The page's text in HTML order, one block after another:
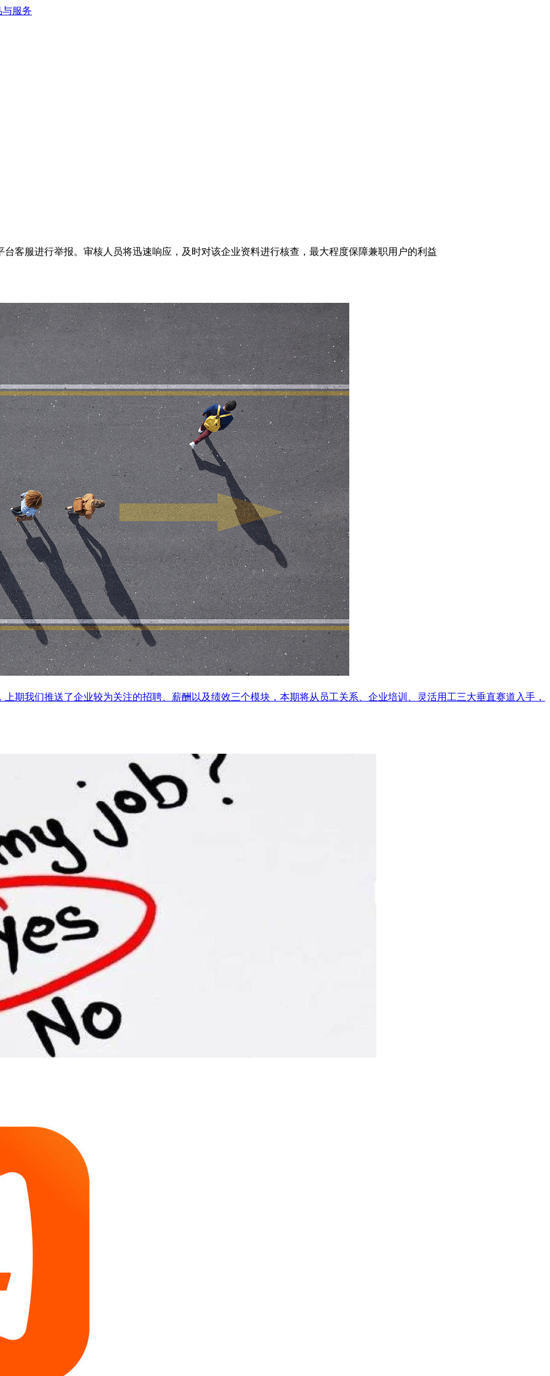
客服进行举报。审核人员将迅速响应，及时对该企业资料进行核查，最大程度保障兼职用户的利益
期我们推送了企业较为关注的招聘、薪酬以及绩效三个模块，本期将从员工关系、企业培训、灵活用工三大垂直赛道入手，